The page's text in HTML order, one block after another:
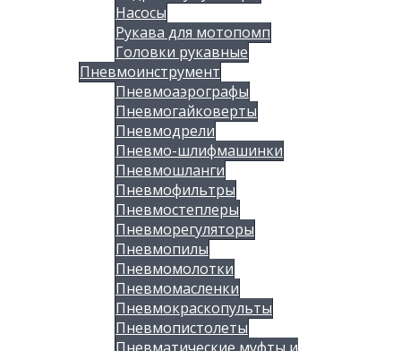
Насосы
Рукава для мотопомп
Головки рукавные
Пневмоинструмент
Пневмоаэрографы
Пневмогайковерты
Пневмодрели
Пневмо-шлифмашинки
Пневмошланги
Пневмофильтры
Пневмостеплеры
Пневморегуляторы
Пневмопилы
Пневмомолотки
Пневмомасленки
Пневмокраскопульты
Пневмопистолеты